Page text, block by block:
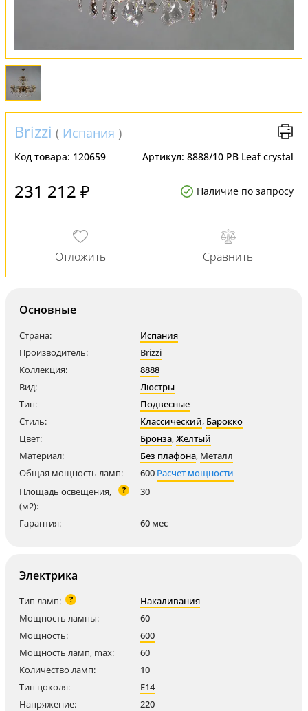
Brizzi ( Испания )
Код товара: 120659 Артикул: 8888/10 PB Leaf crystal
231 212 ₽ Наличие по запросу
Основные
Страна:
Испания
Производитель:
Brizzi
Коллекция:
8888
Вид:
Люстры
Тип:
Подвесные
Стиль:
Классический, Барокко
Цвет:
Бронза,Желтый
Материал:
Без плафона, Металл
Общая мощность ламп:
600 Расчет мощности
Площадь освещения,
(м2):
? 30
Гарантия: 60 мес
Электрика
Тип ламп: ?
Накаливания
Мощность лампы:
60
Мощность:
600
Мощность ламп, max:
60
Количество ламп:
10
Тип цоколя:
E14
Напряжение:
220